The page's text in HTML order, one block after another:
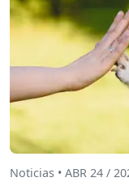
Noticias • ABR 24 /